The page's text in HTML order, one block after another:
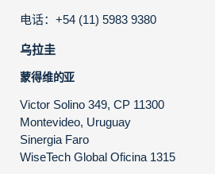
电话：+54 (11) 5983 9380
乌拉圭
蒙得维的亚
Victor Solino 349, CP 11300
Montevideo, Uruguay
Sinergia Faro
WiseTech Global Oficina 1315